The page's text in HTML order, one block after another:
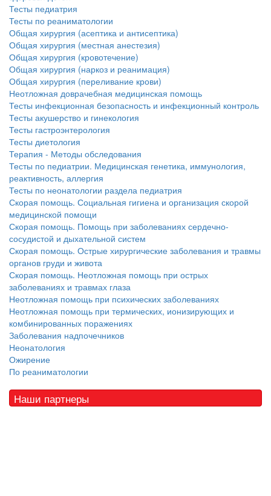
Тесты педиатрия
Тесты по реаниматологии
Общая хирургия (асептика и антисептика)
Общая хирургия (местная анестезия)
Общая хирургия (кровотечение)
Общая хирургия (наркоз и реанимация)
Общая хирургия (переливание крови)
Неотложная доврачебная медицинская помощь
Тесты инфекционная безопасность и инфекционный контроль
Тесты акушерство и гинекология
Тесты гастроэнтерология
Тесты диетология
Терапия - Методы обследования
Тесты по педиатрии. Медицинская генетика, иммунология,
реактивность, аллергия
Тесты по неонатологии раздела педиатрия
Скорая помощь. Социальная гигиена и организация скорой
медицинской помощи
Скорая помощь. Помощь при заболеваниях сердечно-
сосудистой и дыхательной систем
Скорая помощь. Острые хирургические заболевания и травмы
органов груди и живота
Скорая помощь. Неотложная помощь при острых
заболеваниях и травмах глаза
Неотложная помощь при психических заболеваниях
Неотложная помощь при термических, ионизирующих и
комбинированных поражениях
Заболевания надпочечников
Неонатология
Ожирение
По реаниматологии
Наши партнеры